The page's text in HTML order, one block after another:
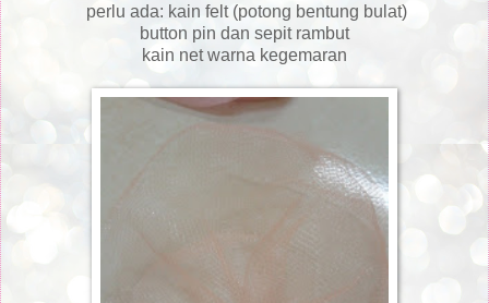
perlu ada: kain felt (potong bentung bulat)
button pin dan sepit rambut
kain net warna kegemaran